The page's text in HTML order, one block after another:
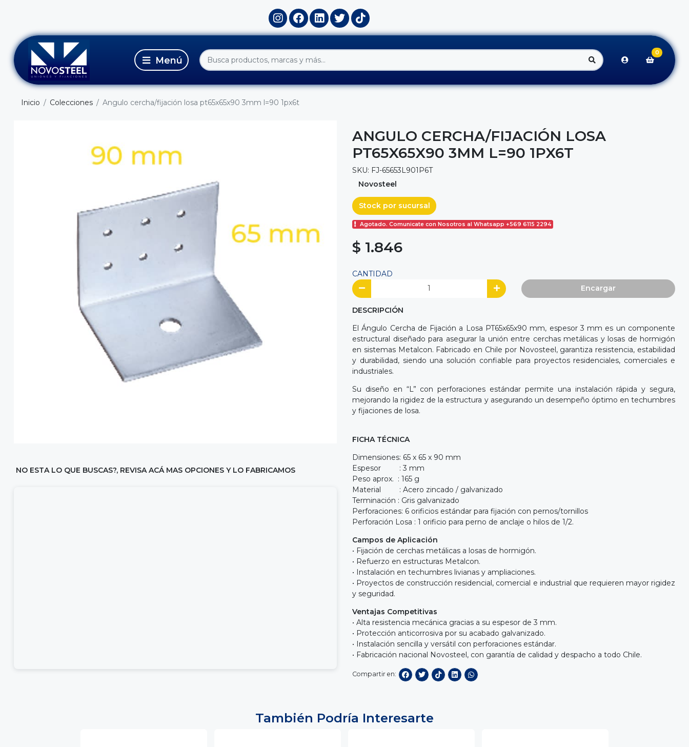
0
Inicio Colecciones Angulo cercha/fijación losa pt65x65x90 3mm l=90 1px6t
NO ESTA LO QUE BUSCAS?, REVISA ACÁ MAS OPCIONES Y LO FABRICAMOS
ANGULO CERCHA/FIJACIÓN LOSA
PT65X65X90 3MM L=90 1PX6T
SKU: FJ-65653L901P6T
Novosteel
Stock por sucursal
Agotado. Comunicate con Nosotros al Whatsapp +569 6115 2294
$ 1.846
CANTIDAD
Encargar
DESCRIPCIÓN
El Ángulo Cercha de Fijación a Losa PT65x65x90 mm, espesor 3 mm es un componente
estructural diseñado para asegurar la unión entre cerchas metálicas y losas de hormigón
en sistemas Metalcon. Fabricado en Chile por Novosteel, garantiza resistencia, estabilidad
y durabilidad, siendo una solución confiable para proyectos residenciales, comerciales e
industriales.
Su diseño en “L” con perforaciones estándar permite una instalación rápida y segura,
mejorando la rigidez de la estructura y asegurando un desempeño óptimo en techumbres
y fijaciones de losa.
FICHA TÉCNICA
Dimensiones: 65 x 65 x 90 mm
Espesor : 3 mm
Peso aprox. : 165 g
Material : Acero zincado / galvanizado
Terminación : Gris galvanizado
Perforaciones: 6 orificios estándar para fijación con pernos/tornillos
Perforación Losa : 1 orificio para perno de anclaje o hilos de 1/2.
Campos de Aplicación
• Fijación de cerchas metálicas a losas de hormigón.
• Refuerzo en estructuras Metalcon.
• Instalación en techumbres livianas y ampliaciones.
• Proyectos de construcción residencial, comercial e industrial que requieren mayor rigidez
y seguridad.
Ventajas Competitivas
• Alta resistencia mecánica gracias a su espesor de 3 mm.
• Protección anticorrosiva por su acabado galvanizado.
• Instalación sencilla y versátil con perforaciones estándar.
• Fabricación nacional Novosteel, con garantía de calidad y despacho a todo Chile.
Compartir en:
También Podría Interesarte